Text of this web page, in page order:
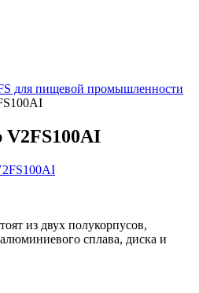
для пищевой промышленности
V2FS100AI
из двух полукорпусов,
сплава, диска и